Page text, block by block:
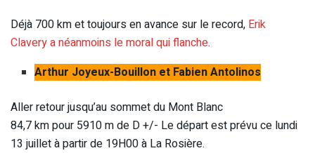
Déjà 700 km et toujours en avance sur le record, Erik
Clavery a néanmoins le moral qui flanche.
Arthur Joyeux-Bouillon et Fabien Antolinos
Aller retour jusqu’au sommet du Mont Blanc
84,7 km pour 5910 m de D +/- Le départ est prévu ce lundi
13 juillet à partir de 19H00 à La Rosière.